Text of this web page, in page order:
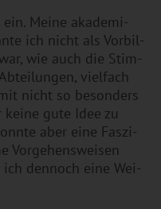
Meine aka­de­mi­
ich nicht als Vor­bil­
wie auch die Stim­
viel­fach
nicht so be­son­ders
gute Idee zu
aber eine Fas­zi­
Vor­ge­hens­wei­sen
den­noch eine Wei­